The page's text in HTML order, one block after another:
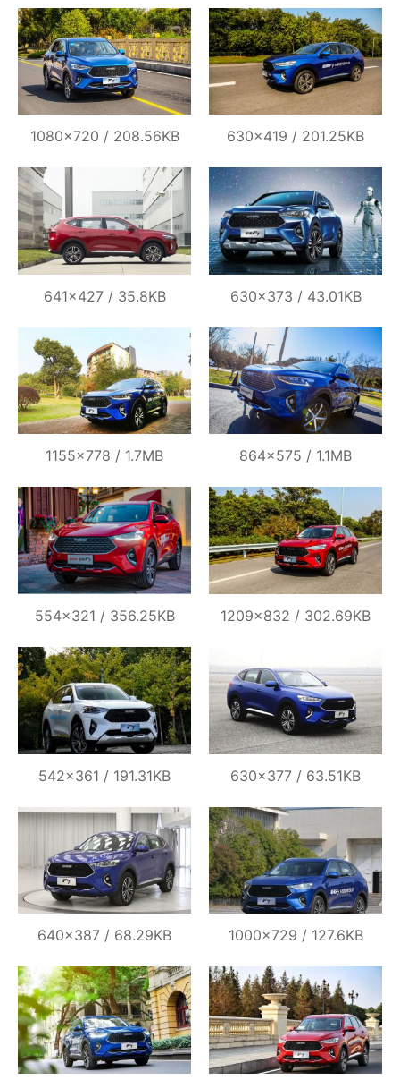
1080×720 / 208.56KB 630×419 / 201.25KB
641×427 / 35.8KB 630×373 / 43.01KB
1155×778 / 1.7MB 864×575 / 1.1MB
554×321 / 356.25KB 1209×832 / 302.69KB
542×361 / 191.31KB 630×377 / 63.51KB
640×387 / 68.29KB 1000×729 / 127.6KB